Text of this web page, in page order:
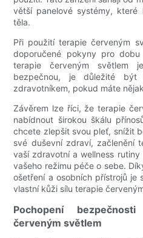
větší panelové systémy,
těla.
Při použití terapie červeným
doporučené pokyny pro
terapie červeným světlem
bezpečnou, je důležité
zdravotníkem, pokud máte
Závěrem lze říci, že terapie
nabídnout širokou škálu
chcete zlepšit svou pleť, snížit
své duševní zdraví, začlenění
vaší zdravotní a wellness
vašeho režimu péče o sebe.
ošetření a osobních přístrojů
vlastní kůži sílu terapie
Pochopení
červeným světlem